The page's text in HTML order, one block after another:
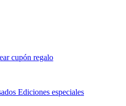
cupón regalo
Ediciones especiales